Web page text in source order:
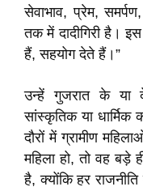
सेवाभाव, प्रेम,
तक में दादीगिरी है।
हैं, सहयोग देते हैं।”
उन्हें गुजरात के या
सांस्कृतिक या
दौरों में ग्रामीण
महिला हो, तो वह बड़े
है, क्योंकि हर